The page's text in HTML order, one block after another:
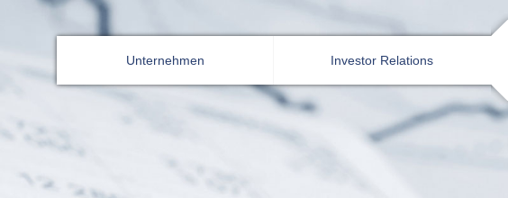
Unternehmen Investor Relations